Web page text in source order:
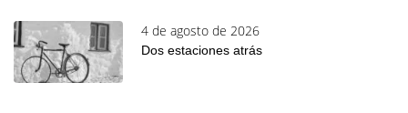
4 de agosto de 2026
Dos estaciones atrás